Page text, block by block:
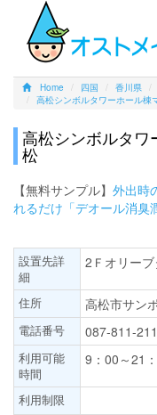
Home 四国 香川県
高松シンボルタワーホール棟
高松シンボルタワ
松
【無料サンプル】 外出時
れるだけ「デオール消臭
設置先詳
細
2Ｆオリー
住所 高松市サン
電話番号 087-811-
利用可能
時間
9：00～21
利用制限